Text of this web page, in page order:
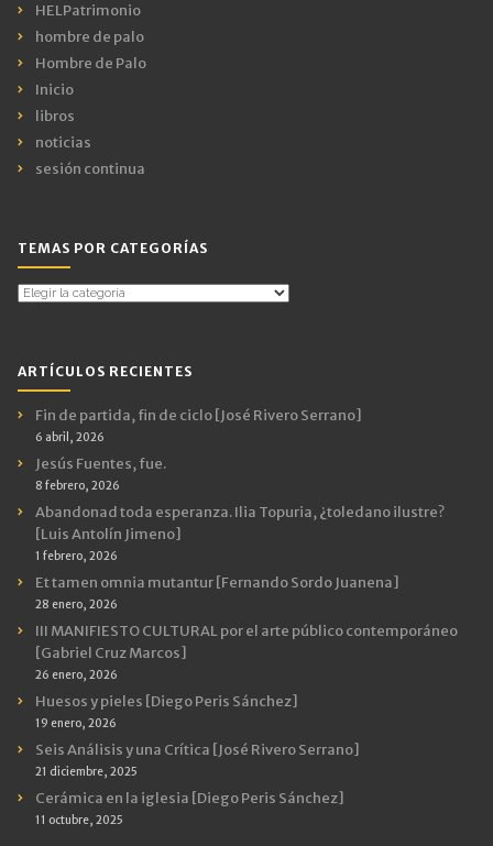
HELPatrimonio
hombre de palo
Hombre de Palo
Inicio
libros
noticias
sesión continua
TEMAS POR CATEGORÍAS
Temas
ARTÍCULOS RECIENTES
Fin de partida, fin de ciclo [José Rivero Serrano]
6 abril, 2026
Jesús Fuentes, fue.
8 febrero, 2026
Abandonad toda esperanza. Ilia Topuria, ¿toledano ilustre?
[Luis Antolín Jimeno]
1 febrero, 2026
Et tamen omnia mutantur [Fernando Sordo Juanena]
28 enero, 2026
III MANIFIESTO CULTURAL por el arte público contemporáneo
[Gabriel Cruz Marcos]
26 enero, 2026
Huesos y pieles [Diego Peris Sánchez]
19 enero, 2026
Seis Análisis y una Crítica [José Rivero Serrano]
21 diciembre, 2025
Cerámica en la iglesia [Diego Peris Sánchez]
11 octubre, 2025